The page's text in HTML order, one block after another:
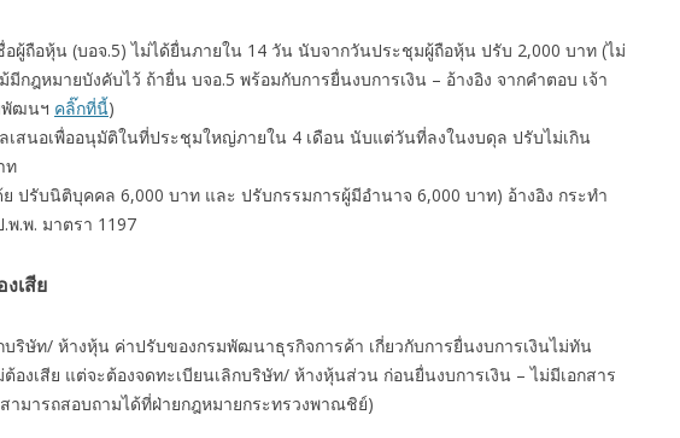
ผู้ถือหุ้น (บอจ.5) ไม่ได้ยื่นภายใน 14 วัน นับจากวันประชุมผู้ถือหุ้น ปรับ 2,000 บาท (ไม่
มีกฎหมายบังคับไว้ ถ้ายื่น บจอ.5 พร้อมกับการยื่นงบการเงิน – อ้างอิง จากคำตอบ เจ้า
ฒนฯ คลิ๊กที่นี้)
เสนอเพื่ออนุมัติในที่ประชุมใหญ่ภายใน 4 เดือน นับแต่วันที่ลงในงบดุล ปรับไม่เกิน
ท
ปรับนิติบุคคล 6,000 บาท และ ปรับกรรมการผู้มีอำนาจ 6,000 บาท) อ้างอิง กระทำ
พ.พ. มาตรา 1197
เสีย
ริษัท/ ห้างหุ้น ค่าปรับของกรมพัฒนาธุรกิจการค้า เกี่ยวกับการยื่นงบการเงินไม่ทัน
องเสีย แต่จะต้องจดทะเบียนเลิกบริษัท/ ห้างหุ้นส่วน ก่อนยื่นงบการเงิน – ไม่มีเอกสาร
ามารถสอบถามได้ที่ฝ่ายกฎหมายกระทรวงพาณชิย์)